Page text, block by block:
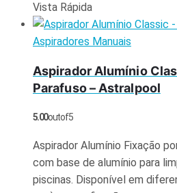
Vista Rápida
Aspiradores Manuais
Aspirador Alumínio
Parafuso – Astralpool
5.00out of 5
Aspirador Alumínio Fixação
com base de alumínio para
piscinas. Disponível em